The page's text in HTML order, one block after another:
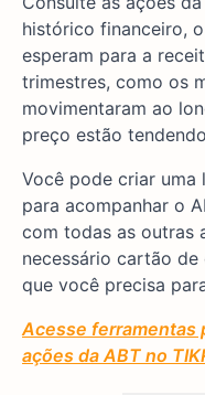
histórico financeiro,
esperam para a
trimestres, como os
movimentaram ao
preço estão
Você pode criar
para acompanhar o
com todas as outras
necessário cartão
que você precisa
Acesse ferramentas
ações da ABT no